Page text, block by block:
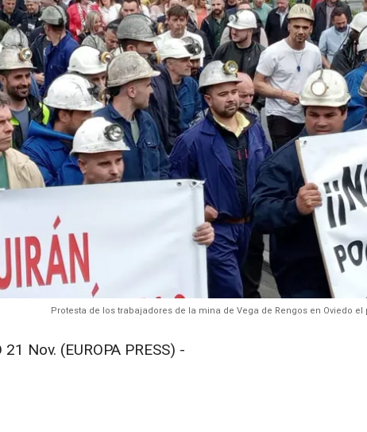
Protesta de los trabajadores de la mina de Vega de Rengos en Oviedo
21 Nov. (EUROPA PRESS) -